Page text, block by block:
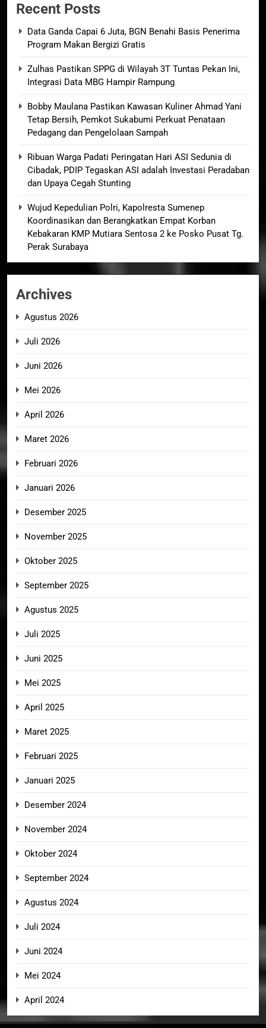
Recent Posts
Data Ganda Capai 6 Juta, BGN Benahi Basis Penerima
Program Makan Bergizi Gratis
Zulhas Pastikan SPPG di Wilayah 3T Tuntas Pekan Ini,
Integrasi Data MBG Hampir Rampung
Bobby Maulana Pastikan Kawasan Kuliner Ahmad Yani
Tetap Bersih, Pemkot Sukabumi Perkuat Penataan
Pedagang dan Pengelolaan Sampah
Ribuan Warga Padati Peringatan Hari ASI Sedunia di
Cibadak, PDIP Tegaskan ASI adalah Investasi Peradaban
dan Upaya Cegah Stunting
Wujud Kepedulian Polri, Kapolresta Sumenep
Koordinasikan dan Berangkatkan Empat Korban
Kebakaran KMP Mutiara Sentosa 2 ke Posko Pusat Tg.
Perak Surabaya
Archives
Agustus 2026
Juli 2026
Juni 2026
Mei 2026
April 2026
Maret 2026
Februari 2026
Januari 2026
Desember 2025
November 2025
Oktober 2025
September 2025
Agustus 2025
Juli 2025
Juni 2025
Mei 2025
April 2025
Maret 2025
Februari 2025
Januari 2025
Desember 2024
November 2024
Oktober 2024
September 2024
Agustus 2024
Juli 2024
Juni 2024
Mei 2024
April 2024